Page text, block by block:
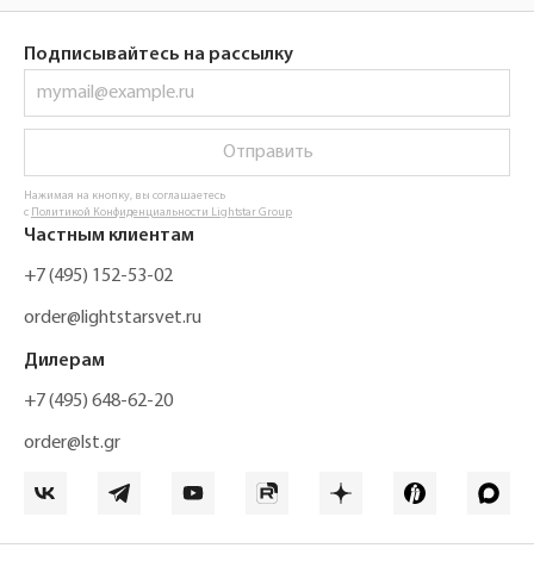
Подписывайтесь на рассылку
Отправить
Нажимая на кнопку, вы соглашаетесь
с Политикой Конфиденциальности Lightstar Group
Частным клиентам
+7 (495) 152-53-02
order@lightstarsvet.ru
Дилерам
+7 (495) 648-62-20
order@lst.gr